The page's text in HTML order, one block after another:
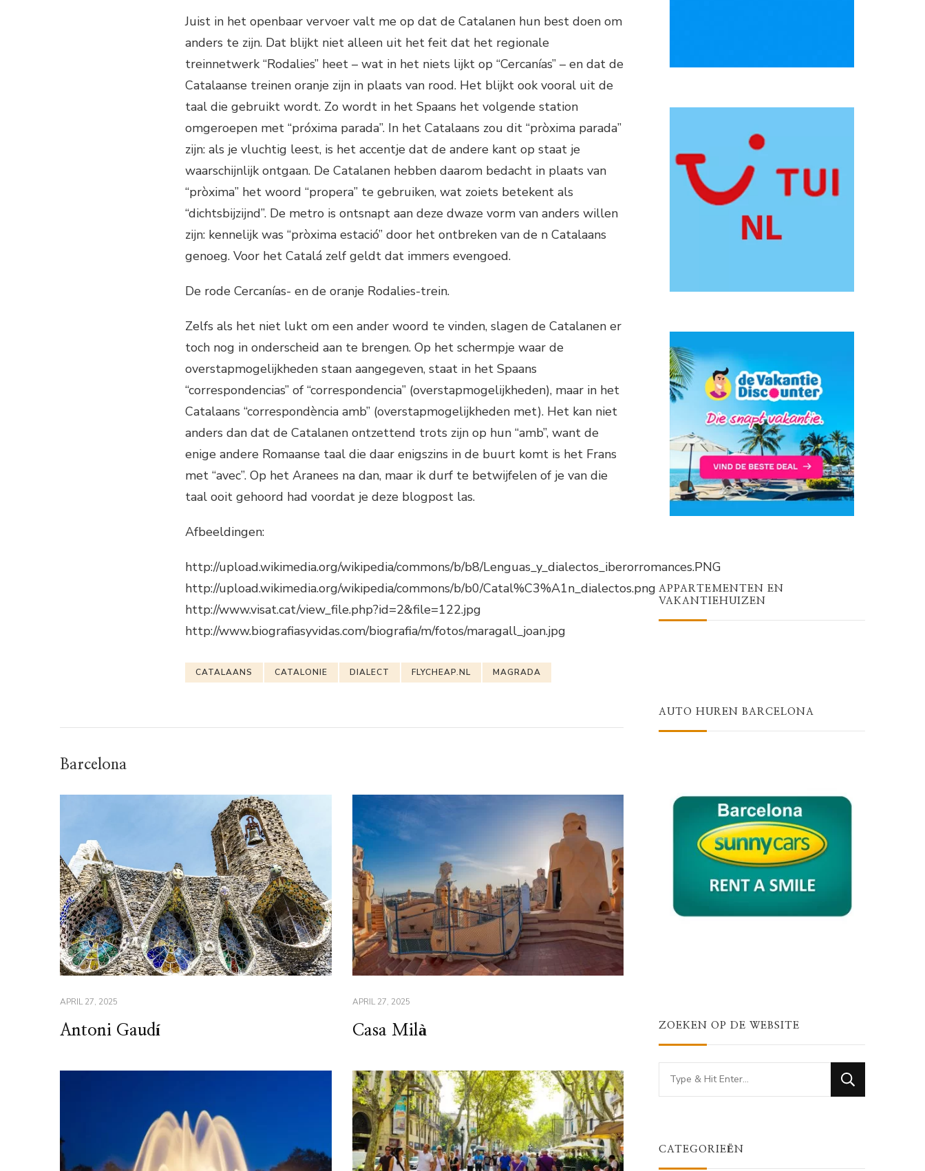
Juist in het openbaar vervoer valt me op dat de Catalanen hun best doen om
anders te zijn. Dat blijkt niet alleen uit het feit dat het regionale
treinnetwerk “Rodalies” heet – wat in het niets lijkt op “Cercanías” – en dat de
Catalaanse treinen oranje zijn in plaats van rood. Het blijkt ook vooral uit de
taal die gebruikt wordt. Zo wordt in het Spaans het volgende station
omgeroepen met “próxima parada”. In het Catalaans zou dit “pròxima parada”
zijn: als je vluchtig leest, is het accentje dat de andere kant op staat je
waarschijnlijk ontgaan. De Catalanen hebben daarom bedacht in plaats van
“pròxima” het woord “propera” te gebruiken, wat zoiets betekent als
“dichtsbijzijnd”. De metro is ontsnapt aan deze dwaze vorm van anders willen
zijn: kennelijk was “pròxima estació” door het ontbreken van de n Catalaans
genoeg. Voor het Catalá zelf geldt dat immers evengoed.
De rode Cercanías- en de oranje Rodalies-trein.
Zelfs als het niet lukt om een ander woord te vinden, slagen de Catalanen er
toch nog in onderscheid aan te brengen. Op het schermpje waar de
overstapmogelijkheden staan aangegeven, staat in het Spaans
“correspondencias” of “correspondencia” (overstapmogelijkheden), maar in het
Catalaans “correspondència amb” (overstapmogelijkheden met). Het kan niet
anders dan dat de Catalanen ontzettend trots zijn op hun “amb”, want de
enige andere Romaanse taal die daar enigszins in de buurt komt is het Frans
met “avec”. Op het Aranees na dan, maar ik durf te betwijfelen of je van die
taal ooit gehoord had voordat je deze blogpost las.
Afbeeldingen:
http://upload.wikimedia.org/wikipedia/commons/b/b8/Lenguas_y_dialectos_iberorromances.PNG
http://upload.wikimedia.org/wikipedia/commons/b/b0/Catal%C3%A1n_dialectos.png
http://www.visat.cat/view_file.php?id=2&file=122.jpg
http://www.biografiasyvidas.com/biografia/m/fotos/maragall_joan.jpg
CATALAANS CATALONIE DIALECT FLYCHEAP.NL MAGRADA
Barcelona
APRIL 27, 2025
Antoni Gaudí
APRIL 27, 2025
Casa Milà
APPARTEMENTEN EN
VAKANTIEHUIZEN
AUTO HUREN BARCELONA
ZOEKEN OP DE WEBSITE
Looking
for
CATEGORIEËN